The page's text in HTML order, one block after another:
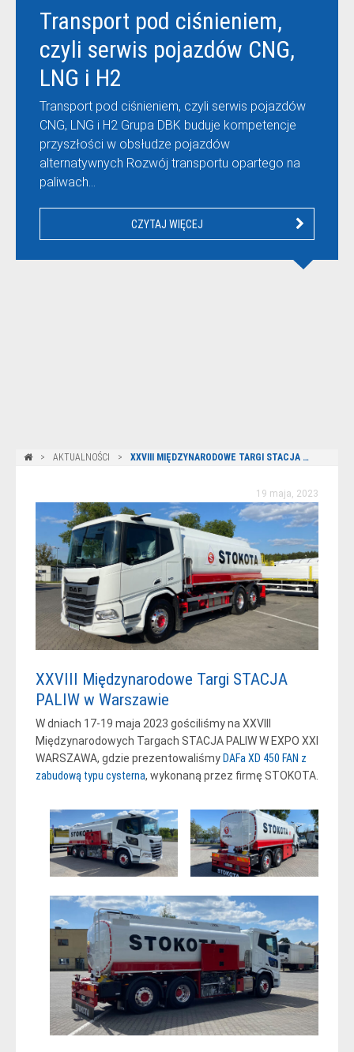
Transport pod ciśnieniem,
czyli serwis pojazdów CNG,
LNG i H2
Transport pod ciśnieniem, czyli serwis pojazdów
CNG, LNG i H2 Grupa DBK buduje kompetencje
przyszłości w obsłudze pojazdów
alternatywnych Rozwój transportu opartego na
paliwach…
CZYTAJ WIĘCEJ
AKTUALNOŚCI XXVIII MIĘDZYNARODOWE TARGI STACJA PALIW 2023
19 maja, 2023
XXVIII Międzynarodowe Targi STACJA
PALIW w Warszawie
W dniach 17-19 maja 2023 gościliśmy na XXVIII
Międzynarodowych Targach STACJA PALIW W EXPO XXI
WARSZAWA, gdzie prezentowaliśmy DAFa XD 450 FAN z
zabudową typu cysterna, wykonaną przez firmę STOKOTA.